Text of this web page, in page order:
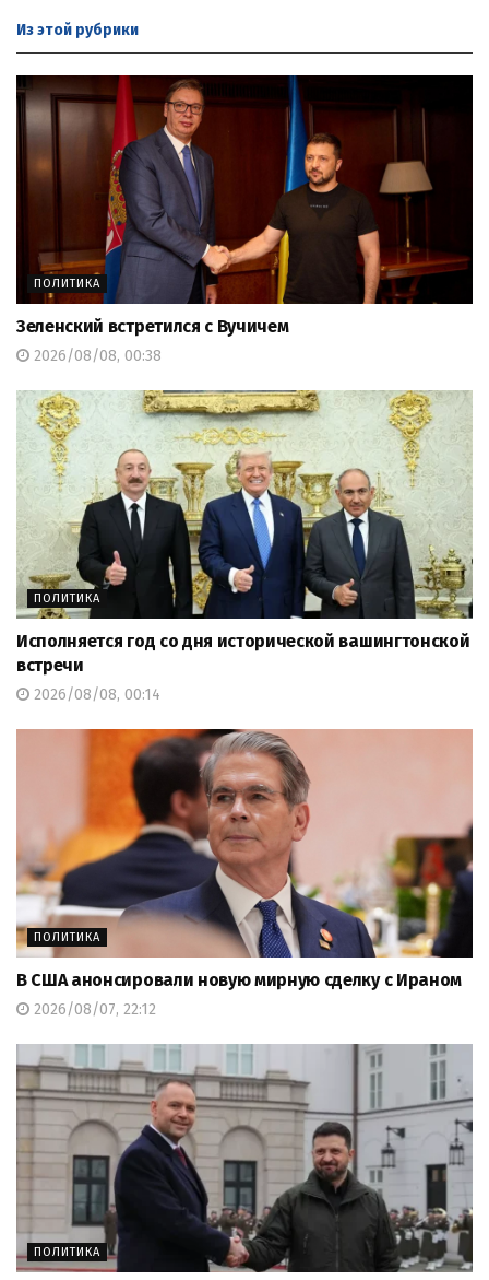
Из этой рубрики
ПОЛИТИКА
Зеленский встретился с Вучичем
2026/08/08, 00:38
ПОЛИТИКА
Исполняется год со дня исторической вашингтонской
встречи
2026/08/08, 00:14
ПОЛИТИКА
В США анонсировали новую мирную сделку с Ираном
2026/08/07, 22:12
ПОЛИТИКА